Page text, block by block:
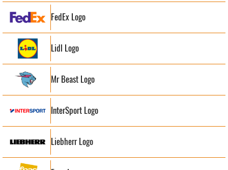
FedEx Logo
Lidl Logo
Mr Beast Logo
InterSport Logo
Liebherr Logo